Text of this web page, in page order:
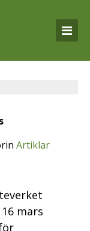
Artiklar
mars